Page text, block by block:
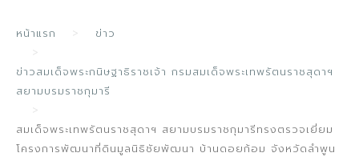
หน้าแรก ข่าว
ข่าวสมเด็จพระกนิษฐาธิราชเจ้า กรมสมเด็จพระเทพรัตนราชสุดาฯ
สยามบรมราชกุมารี
สมเด็จพระเทพรัตนราชสุดาฯ สยามบรมราชกุมารีทรงตรวจเยี่ยม
โครงการพัฒนาที่ดินมูลนิธิชัยพัฒนา บ้านดอยก้อม จังหวัดลำพูน